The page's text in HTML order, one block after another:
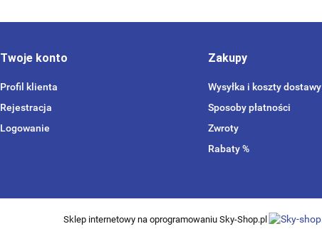
Twoje konto
Profil klienta
Rejestracja
Logowanie
Zakupy
Wysyłka i koszty dostawy
Sposoby płatności
Zwroty
Rabaty %
Sklep internetowy na oprogramowaniu Sky-Shop.pl